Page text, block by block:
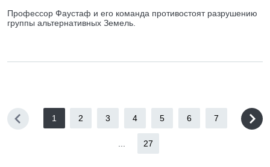
Профессор Фаустаф и его команда противостоят разрушению
группы альтернативных Земель.
1 2 3 4 5 6 7
27